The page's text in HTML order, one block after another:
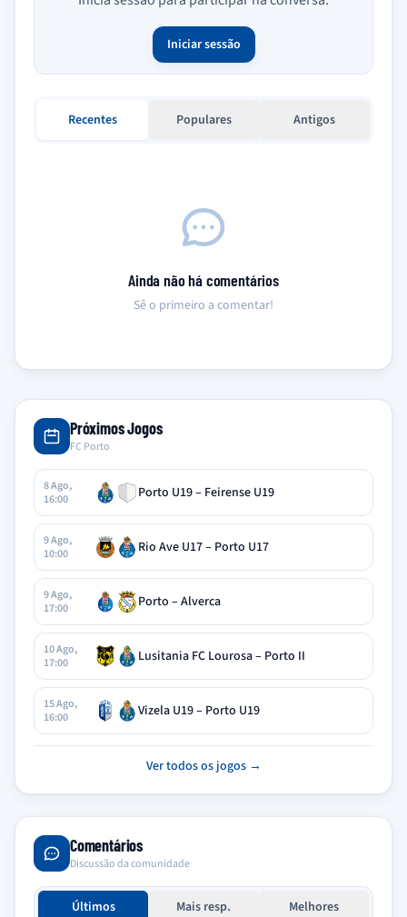
Iniciar sessão
Recentes Populares Antigos
Ainda não há comentários
Sê o primeiro a comentar!
Próximos Jogos
FC Porto
8 Ago,
16:00
Porto U19 – Feirense U19
9 Ago,
10:00
Rio Ave U17 – Porto U17
9 Ago,
17:00
Porto – Alverca
10 Ago,
17:00
Lusitania FC Lourosa – Porto II
15 Ago,
16:00
Vizela U19 – Porto U19
Ver todos os jogos →
Comentários
Discussão da comunidade
Últimos Mais resp. Melhores